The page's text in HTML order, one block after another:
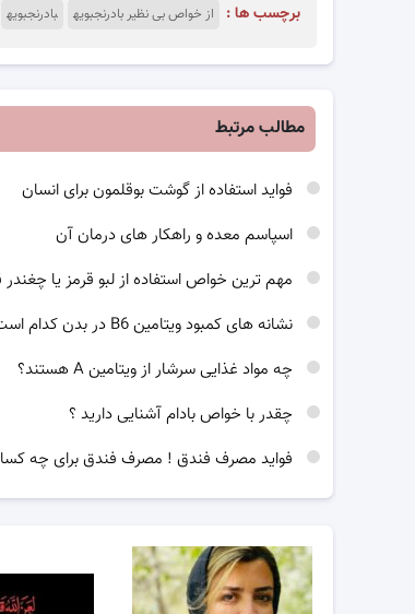
برچسب ها : از خواص بی نظیر بادرنجبویه بادرنجبویه
مطالب مرتبط
فواید استفاده از گوشت بوقلمون برای انسان
اسپاسم معده و راهکار های درمان آن
مهم ترین خواص استفاده از لبو قرمز یا چغندر
نشانه های کمبود ویتامین B6 در بدن کدام است؟
چه مواد غذایی سرشار از ویتامین A هستند؟
چقدر با خواص بادام آشنایی دارید ؟
فواید مصرف فندق ! مصرف فندق برای چه